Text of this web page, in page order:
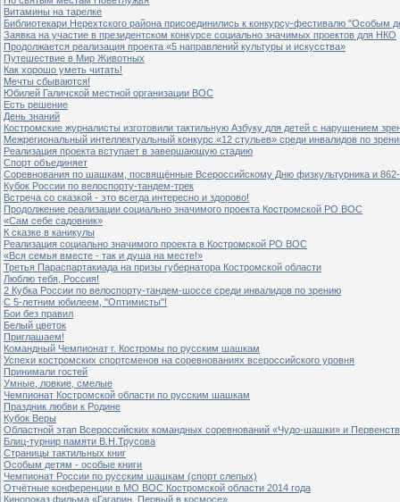
Витамины на тарелке
Библиотекари Нерехтского района присоединились к конкурсу-фестивалю "Особым
Заявка на участие в президентском конкурсе социально значимых проектов для НКО
Продолжается реализация проекта «5 направлений культуры и искусства»
Путешествие в Мир Животных
Как хорошо уметь читать!
Мечты сбываются!
Юбилей Галичской местной организации ВОС
Есть решение
День знаний
Костромские журналисты изготовили тактильную Азбуку для детей с нарушением
Межрегиональный интеллектуальный конкурс «12 стульев» среди инвалидов по
Реализация проекта вступает в завершающую стадию
Спорт объединяет
Соревнования по шашкам, посвящённые Всероссийскому Дню физкультурника и
Кубок России по велоспорту-тандем-трек
Встреча со сказкой - это всегда интересно и здорово!
Продолжение реализации социально значимого проекта Костромской РО ВОС
«Сам себе садовник»
К сказке в каникулы
Реализация социально значимого проекта в Костромской РО ВОС
«Вся семья вместе - так и душа на месте!»
Третья Параспартакиада на призы губернатора Костромской области
Люблю тебя, Россия!
2 Кубка России по велоспорту-тандем-шоссе среди инвалидов по зрению
С 5-летним юбилеем, "Оптимисты"!
Бои без правил
Белый цветок
Приглашаем!
Командный Чемпионат г. Костромы по русским шашкам
Успехи костромских спортсменов на соревнованиях всероссийского уровня
Принимали гостей
Умные, ловкие, смелые
Чемпионат Костромской области по русским шашкам
Праздник любви к Родине
Кубок Веры
Областной этап Всероссийских командных соревнований «Чудо-шашки» и
Блиц-турнир памяти В.Н.Трусова
Страницы тактильных книг
Особым детям - особые книги
Чемпионат России по русским шашкам (спорт слепых)
Отчётные конференции в МО ВОС Костромской области 2014 года
Кинопоказ фильма «Гагарин. Первый в космосе»